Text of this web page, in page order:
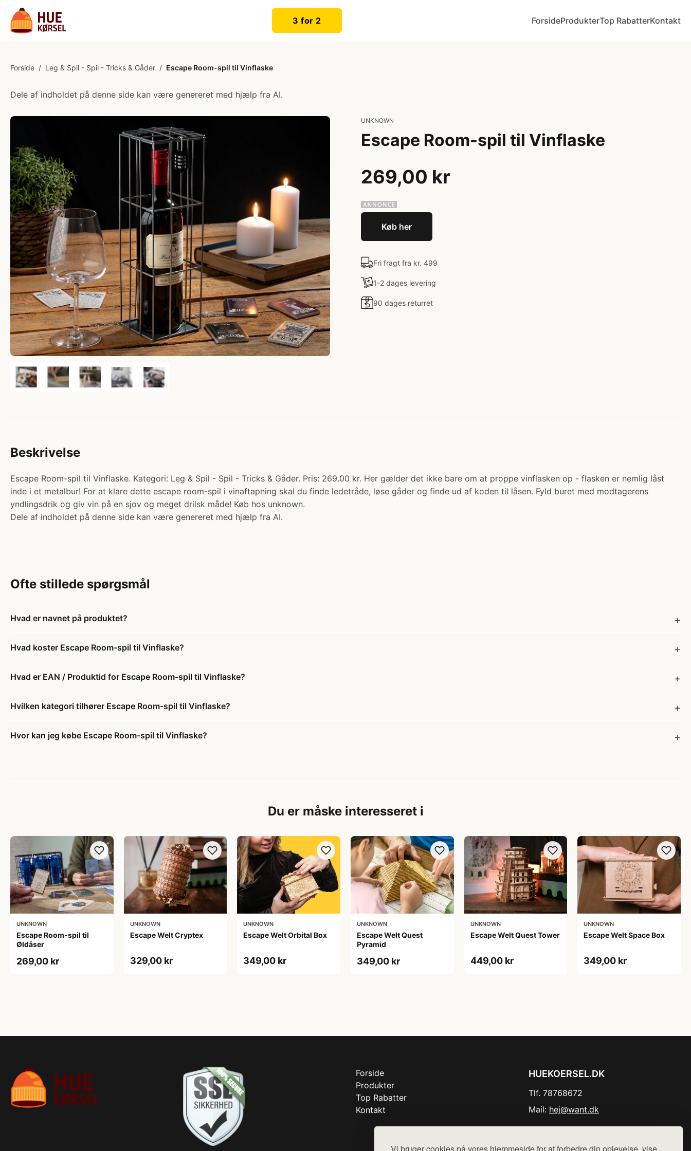
3 for 2 ForsideProdukterTop RabatterKontakt
Forside / Leg & Spil - Spil - Tricks & Gåder / Escape Room-spil til Vinflaske
Dele af indholdet på denne side kan være genereret med hjælp fra AI.
UNKNOWN
Escape Room-spil til Vinflaske
269,00 kr
Køb her
Fri fragt fra kr. 499
1-2 dages levering
90 dages returret
Beskrivelse
Escape Room-spil til Vinflaske. Kategori: Leg & Spil - Spil - Tricks & Gåder. Pris: 269.00 kr. Her gælder det ikke bare om at proppe vinflasken op - flasken er nemlig låst
inde i et metalbur! For at klare dette escape room-spil i vinaftapning skal du finde ledetråde, løse gåder og finde ud af koden til låsen. Fyld buret med modtagerens
yndlingsdrik og giv vin på en sjov og meget drilsk måde! Køb hos unknown.
Dele af indholdet på denne side kan være genereret med hjælp fra AI.
Ofte stillede spørgsmål
Hvad er navnet på produktet?
Hvad koster Escape Room-spil til Vinflaske?
Hvad er EAN / Produktid for Escape Room-spil til Vinflaske?
Hvilken kategori tilhører Escape Room-spil til Vinflaske?
Hvor kan jeg købe Escape Room-spil til Vinflaske?
Du er måske interesseret i
UNKNOWN
Escape Room-spil til
Øldåser
269,00 kr
UNKNOWN
Escape Welt Cryptex
329,00 kr
UNKNOWN
Escape Welt Orbital Box
349,00 kr
UNKNOWN
Escape Welt Quest
Pyramid
349,00 kr
UNKNOWN
Escape Welt Quest Tower
449,00 kr
UNKNOWN
Escape Welt Space Box
349,00 kr
Forside
Produkter
Top Rabatter
Kontakt
HUEKOERSEL.DK
Tlf. 78768672
Mail: hej@want.dk